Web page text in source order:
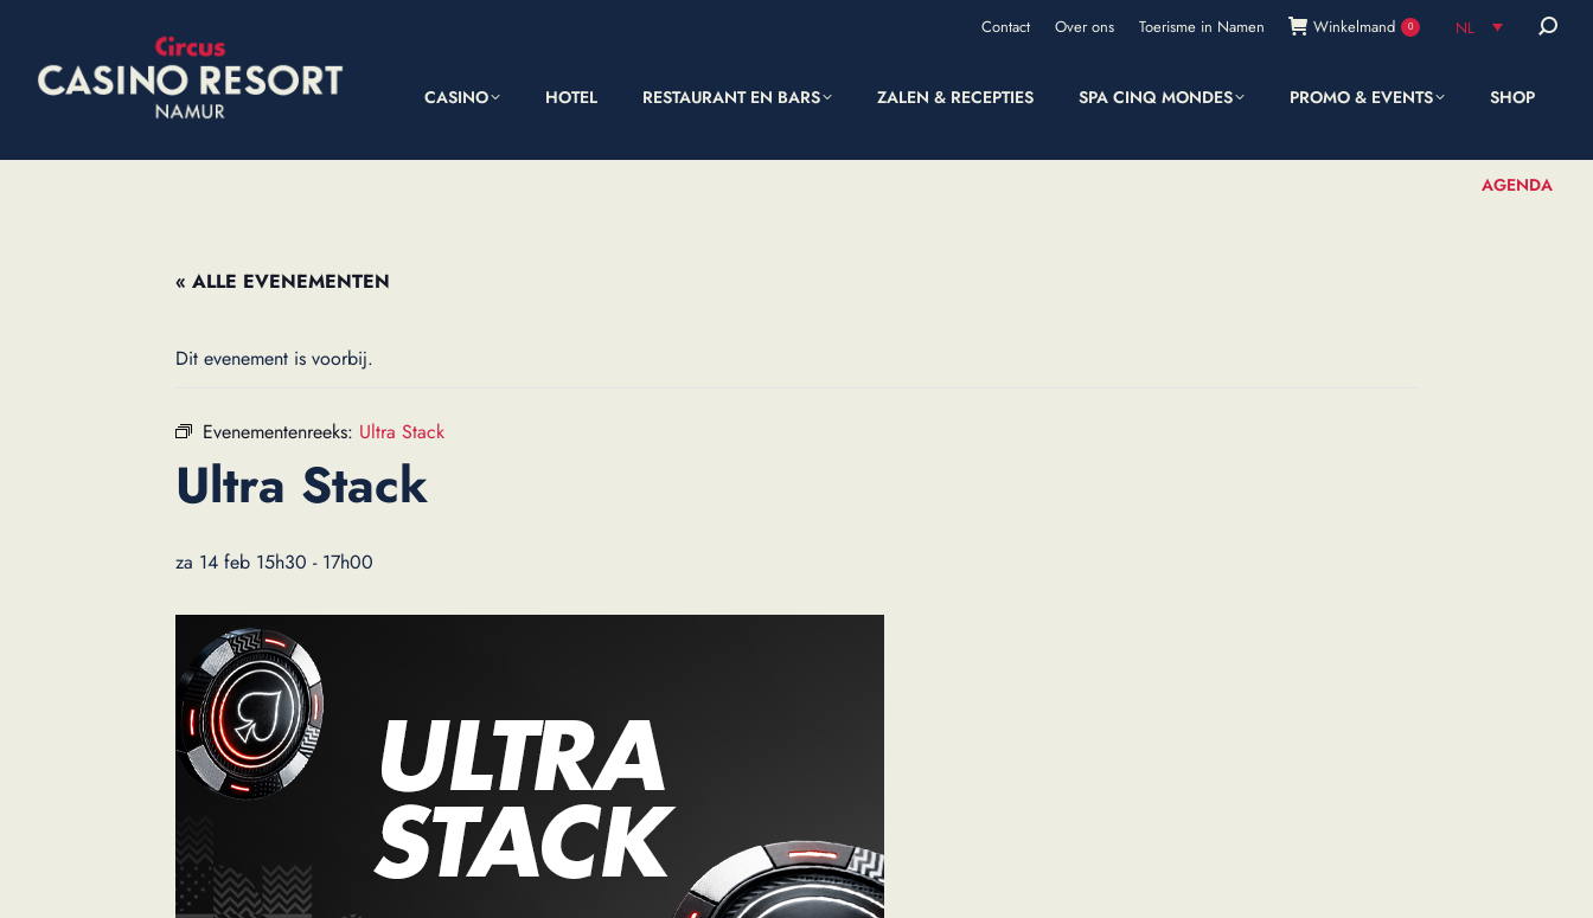
Contact Over ons Toerisme in Namen Winkelmand 0 NL Zoeken:
CASINO HOTEL RESTAURANT EN BARS ZALEN & RECEPTIES SPA CINQ MONDES PROMO & EVENTS SHOP
AGENDA
« ALLE EVENEMENTEN
Dit evenement is voorbij.
Evenementenreeks: Ultra Stack
Ultra Stack
za 14 feb 15h30 - 17h00